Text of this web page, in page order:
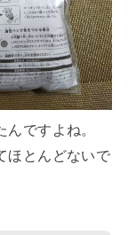
ですよね。
ほとんどないで